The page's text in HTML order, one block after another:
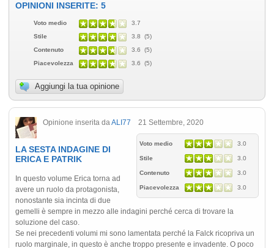
OPINIONI INSERITE: 5
Voto medio
3.7
Stile
3.8 (5)
Contenuto
3.6 (5)
Piacevolezza
3.6 (5)
Aggiungi la tua opinione
Opinione inserita da ALI77 21 Settembre, 2020
Voto medio 3.0
Stile 3.0
Contenuto 3.0
Piacevolezza 3.0
LA SESTA INDAGINE DI
ERICA E PATRIK
In questo volume Erica torna ad
avere un ruolo da protagonista,
nonostante sia incinta di due
gemelli è sempre in mezzo alle indagini perché cerca di trovare la
soluzione del caso.
Se nei precedenti volumi mi sono lamentata perché la Falck ricopriva un
ruolo marginale, in questo è anche troppo presente e invadente. O poco